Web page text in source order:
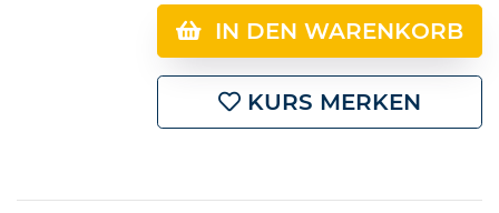
IN DEN WARENKORB
KURS MERKEN